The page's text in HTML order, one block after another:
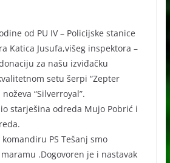
od PU IV – Policijske stanice
Katica Jusufa,višeg inspektora –
za našu izviđačku
setu šerpi “Zepter
“Silverroyal”.
starješina odreda Mujo Pobrić i
PS Tešanj smo
.Dogovoren je i nastavak